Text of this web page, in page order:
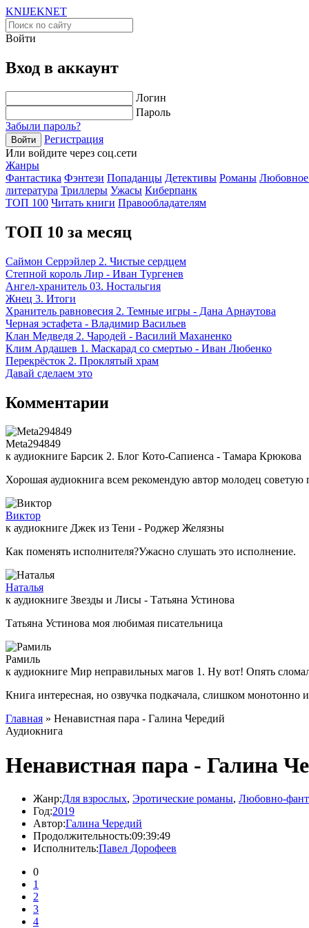
KNIJEKNET
Войти
Вход в аккаунт
Логин
Пароль
Забыли пароль?
Войти
Регистрация
Или войдите через соц.сети
Жанры
Фантастика Фэнтези Попаданцы Детективы Романы Любовное
литература Триллеры Ужасы Киберпанк
ТОП 100 Читать книги Правообладателям
ТОП 10 за месяц
Саймон Серрэйлер 2. Чистые сердцем
Степной король Лир - Иван Тургенев
Ангел-хранитель 03. Ностальгия
Жнец 3. Итоги
Хранитель равновесия 2. Темные игры - Дана Арнаутова
Черная эстафета - Владимир Васильев
Клан Медведя 2. Чародей - Василий Маханенко
Клим Ардашев 1. Маскарад со смертью - Иван Любенко
Перекрёсток 2. Проклятый храм
Давай сделаем это
Комментарии
Meta294849
к аудиокниге Барсик 2. Блог Кото-Сапиенса - Тамара Крюкова
Хорошая аудиокнига всем рекомендую автор молодец советую
Виктор
к аудиокниге Джек из Тени - Роджер Желязны
Как поменять исполнителя?Ужасно слушать это исполнение.
Наталья
к аудиокниге Звезды и Лисы - Татьяна Устинова
Татьяна Устинова моя любимая писательница
Рамиль
к аудиокниге Мир неправильных магов 1. Ну вот! Опять
Книга интересная, но озвучка подкачала, слишком
Главная » Ненавистная пара - Галина Чередий
Аудиокнига
Ненавистная пара - Галина
Жанр:Для взрослых, Эротические романы, Любовно-
Год:2019
Автор:Галина Чередий
Продолжительность:09:39:49
Исполнитель:Павел Дорофеев
0
1
2
3
4